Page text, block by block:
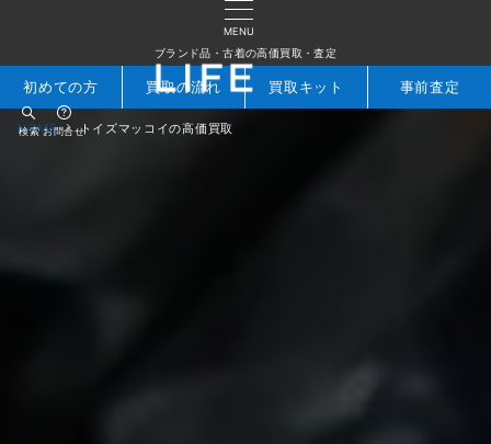
MENU
ブランド品・古着の高価買取・査定
検索 お問合せ
初めての方 買取の流れ 買取キット 事前査定
HOME トイズマッコイの高価買取